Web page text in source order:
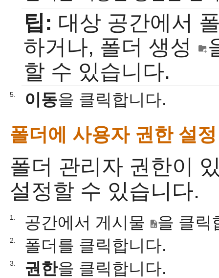
팁: 대상 공간에서
하거나, 폴더 생성
할 수 있습니다.
5. 이동을 클릭합니다.
폴더에 사용자 권한 설정
폴더 관리자 권한이
설정할 수 있습니다.
1. 공간에서 게시물 을 클릭
2. 폴더를 클릭합니다.
3. 권한을 클릭합니다.